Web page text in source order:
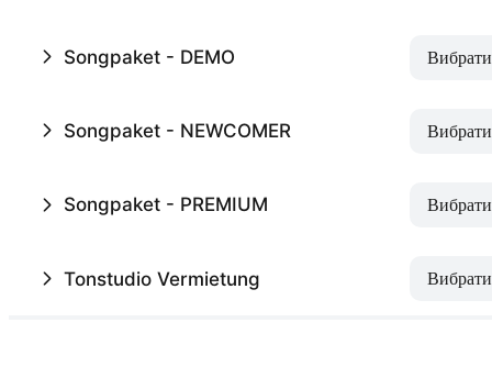
Songpaket - DEMO Вибрати
Songpaket - NEWCOMER Вибрати
Songpaket - PREMIUM Вибрати
Tonstudio Vermietung Вибрати